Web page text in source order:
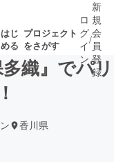
はじ
める
プロジェクト
をさがす
が近いプ
ト
ロ
グ
イ
ン
/
新
規
会
員
登
録
織』でパリ
香川県